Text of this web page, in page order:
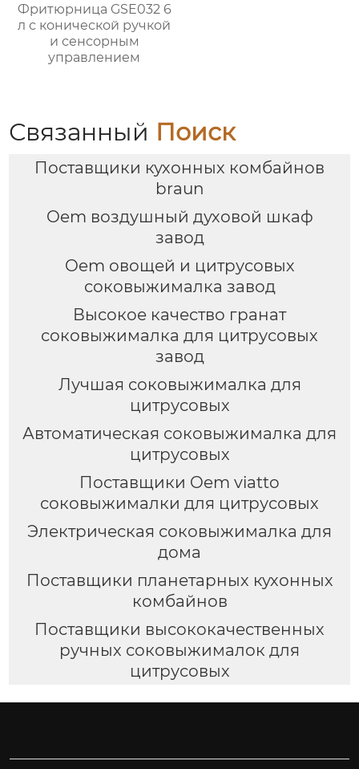
Фритюрница GSE032 6
л с конической ручкой
и сенсорным
управлением
Связанный Поиск
Поставщики кухонных комбайнов
braun
Oem воздушный духовой шкаф
завод
Oem овощей и цитрусовых
соковыжималка завод
Высокое качество гранат
соковыжималка для цитрусовых
завод
Лучшая соковыжималка для
цитрусовых
Автоматическая соковыжималка для
цитрусовых
Поставщики Oem viatto
соковыжималки для цитрусовых
Электрическая соковыжималка для
дома
Поставщики планетарных кухонных
комбайнов
Поставщики высококачественных
ручных соковыжималок для
цитрусовых